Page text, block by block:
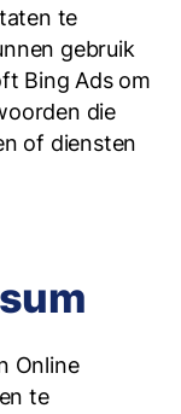
te
gebruik
Bing Ads om
die
of diensten
Online
te